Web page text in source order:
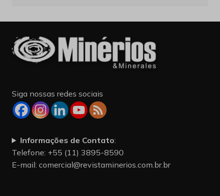
Siga nossas redes sociais
Informações de Contato:
Telefone: +55 (11) 3895-8590
E-mail: comercial@revistaminerios.com.br.br